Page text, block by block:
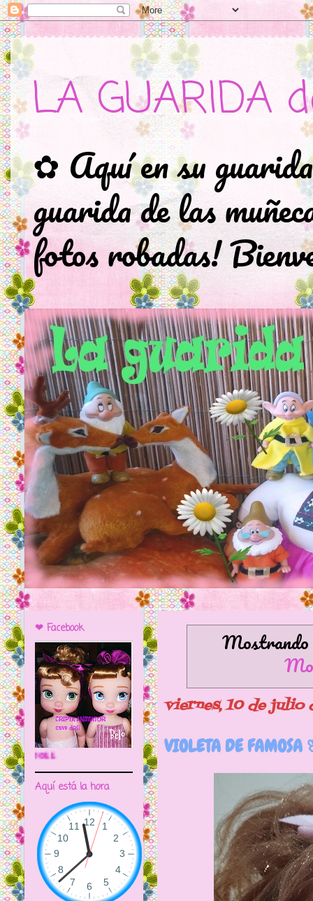
LA GUARIDA
✿ Aquí en su
guarida de las
fotos robadas!
Mostrando
viernes, 10 de julio
VIOLETA DE FAMOSA
❤ Facebook
🌼CRIPTA ANIMATOR CAVE DOLL
Aquí está la hora